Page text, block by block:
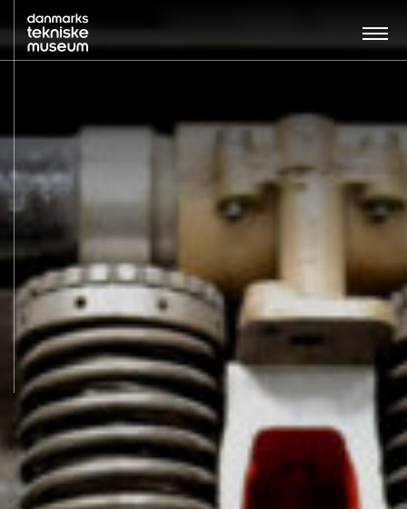
UDSTILLINGER
OM MUSEET
NYT MUSEUM
KONTAKT
ENGLISH